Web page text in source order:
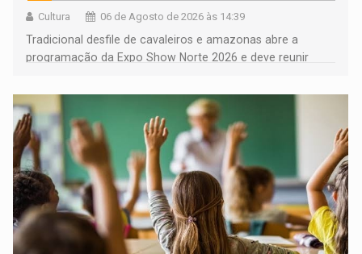
Cultura 06 de Agosto de 2026 às 14:39
Tradicional desfile de cavaleiros e amazonas abre a
programação da Expo Show Norte 2026 e deve reunir